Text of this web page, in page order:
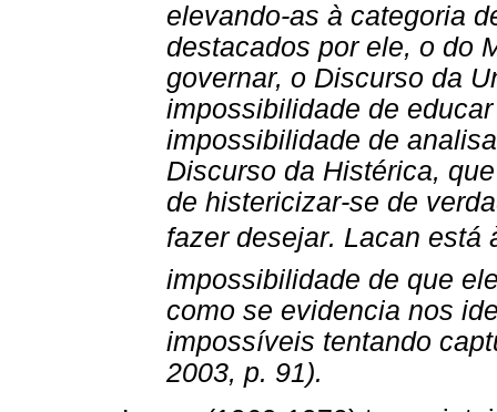
elevando-as à categoria
destacados por ele, o do
governar, o Discurso da
impossibilidade de
impossibilidade de
Discurso da Histérica,
de histericizar-se de
fazer desejar. Lacan
impossibilidade de que
como se evidencia nos
impossíveis tentando
2003, p. 91).